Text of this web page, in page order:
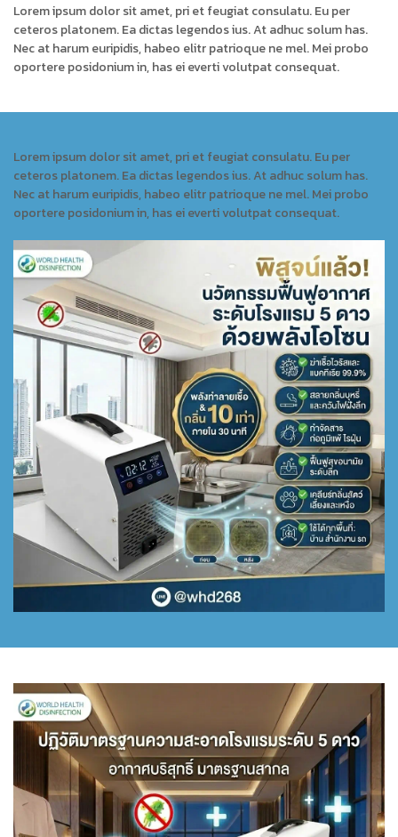
Lorem ipsum dolor sit amet, pri et feugiat consulatu. Eu per
ceteros platonem. Ea dictas legendos ius. At adhuc solum has.
Nec at harum euripidis, habeo elitr patrioque ne mel. Mei probo
oportere posidonium in, has ei everti volutpat consequat.
Lorem ipsum dolor sit amet, pri et feugiat consulatu. Eu per
ceteros platonem. Ea dictas legendos ius. At adhuc solum has.
Nec at harum euripidis, habeo elitr patrioque ne mel. Mei probo
oportere posidonium in, has ei everti volutpat consequat.